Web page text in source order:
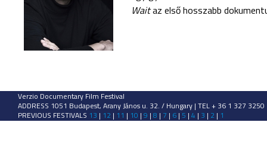
Waitaz első hosszabb
Verzio Documentary Film Festival
ADDRESS 1051 Budapest, Arany János u. 32. / Hungary | TEL + 36 1 327
PREVIOUS FESTIVALS 13 | 12 | 11 | 10 | 9 | 8 | 7 | 6 | 5 | 4 | 3 | 2 | 1